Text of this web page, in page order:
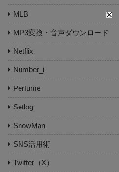
MLB
MP3変換・音声ダウンロード
Netflix
Number_i
Perfume
Setlog
SnowMan
SNS活用術
Twitter（X）